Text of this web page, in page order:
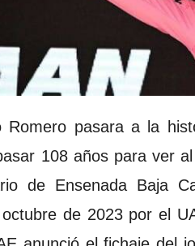
Romero pasara a la
108 años para ver
de Ensenada Baja
de 2023 por el